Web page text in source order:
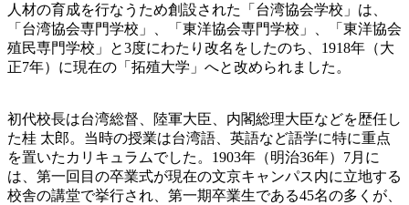
人材の育成を行なうため創設された「台湾協会学校」は、
「台湾協会専門学校」、「東洋協会専門学校」、「東洋協会
殖民専門学校」と3度にわたり改名をしたのち、1918年（大
正7年）に現在の「拓殖大学」へと改められました。
初代校長は台湾総督、陸軍大臣、内閣総理大臣などを歴任し
た桂 太郎。当時の授業は台湾語、英語など語学に特に重点
を置いたカリキュラムでした。1903年（明治36年）7月に
は、第一回目の卒業式が現在の文京キャンパス内に立地する
校舎の講堂で挙行され、第一期卒業生である45名の多くが、